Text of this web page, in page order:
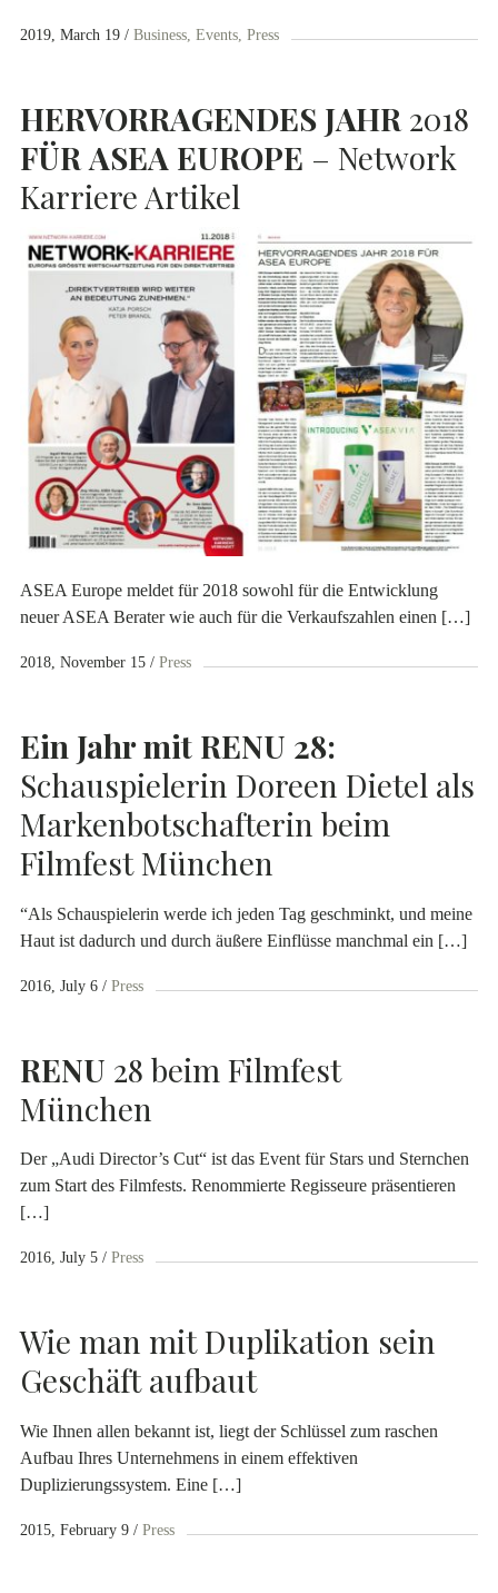
2019, March 19 Business Events Press
HERVORRAGENDES JAHR2018
FÜR ASEA EUROPE – Network
Karriere Artikel
ASEA Europe meldet für 2018 sowohl für die Entwicklung
neuer ASEA Berater wie auch für die Verkaufszahlen einen […]
2018, November 15 Press
Ein Jahr mit RENU 28:
Schauspielerin Doreen Dietel als
Markenbotschafterin beim
Filmfest München
“Als Schauspielerin werde ich jeden Tag geschminkt, und meine
Haut ist dadurch und durch äußere Einflüsse manchmal ein […]
2016, July 6 Press
RENU 28 beim Filmfest
München
Der „Audi Director’s Cut“ ist das Event für Stars und Sternchen
zum Start des Filmfests. Renommierte Regisseure präsentieren
[…]
2016, July 5 Press
Wie man mit Duplikation sein
Geschäft aufbaut
Wie Ihnen allen bekannt ist, liegt der Schlüssel zum raschen
Aufbau Ihres Unternehmens in einem effektiven
Duplizierungssystem. Eine […]
2015, February 9 Press